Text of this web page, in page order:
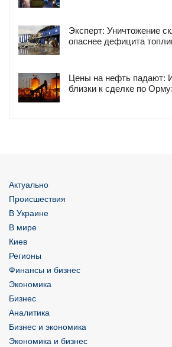
Эксперт: Уничтожение
опаснее дефицита
Цены на нефть падают:
близки к сделке по
Актуально
Происшествия
В Украине
В мире
Киев
Регионы
Финансы и бизнес
Экономика
Бизнес
Аналитика
Бизнес и экономика
Экономика и бизнес